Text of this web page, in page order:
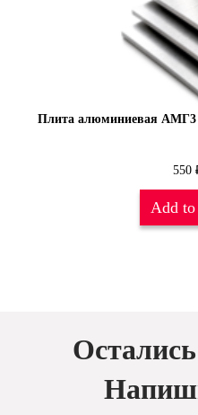
Плита алюминиевая АМГ3
550
Add to